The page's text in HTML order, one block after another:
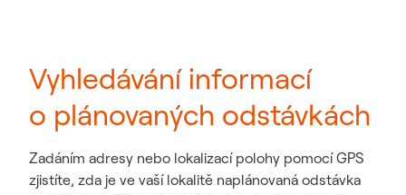
Vyhledávání informací
o plánovaných odstávkách
Zadáním adresy nebo lokalizací polohy pomocí GPS
zjistíte, zda je ve vaší lokalitě naplánovaná odstávka